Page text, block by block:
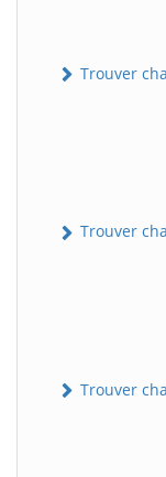
Trouver
Trouver
Trouver